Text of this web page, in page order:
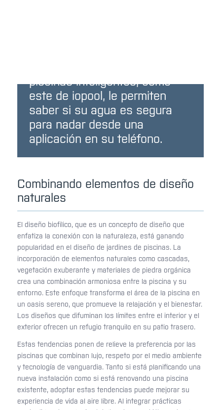
piscinas inteligentes, como
este de iopool, le permiten
saber si su agua es segura
para nadar desde una
aplicación en su teléfono.
Combinando elementos de diseño
naturales
El diseño biofílico, que es un concepto de diseño que
enfatiza la conexión con la naturaleza, está ganando
popularidad en el diseño de jardines de piscinas. La
incorporación de elementos naturales como cascadas,
vegetación exuberante y materiales de piedra orgánica
crea una combinación armoniosa entre la piscina y su
entorno. Este enfoque transforma el área de la piscina en
un oasis sereno, que promueve la relajación y el bienestar.
Los diseños que difuminan los límites entre el interior y el
exterior ofrecen un refugio tranquilo en su patio trasero.
Estas tendencias ponen de relieve la preferencia por las
piscinas que combinan lujo, respeto por el medio ambiente
y tecnología de vanguardia. Tanto si está planificando una
nueva instalación como si está renovando una piscina
existente, adoptar estas tendencias puede mejorar su
experiencia de vida al aire libre. Al integrar prácticas